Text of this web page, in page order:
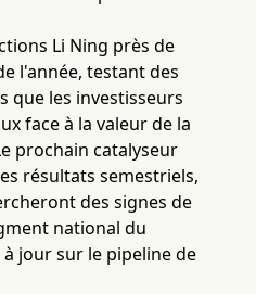
Li Ning près de
l'année, testant des
que les investisseurs
face à la valeur de la
prochain catalyseur
résultats semestriels,
des signes de
national du
jour sur le pipeline de